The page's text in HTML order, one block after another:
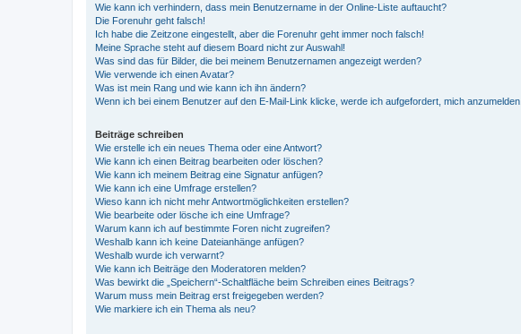
Wie kann ich verhindern, dass mein Benutzername in der Online-Liste auftaucht?
Die Forenuhr geht falsch!
Ich habe die Zeitzone eingestellt, aber die Forenuhr geht immer noch falsch!
Meine Sprache steht auf diesem Board nicht zur Auswahl!
Was sind das für Bilder, die bei meinem Benutzernamen angezeigt werden?
Wie verwende ich einen Avatar?
Was ist mein Rang und wie kann ich ihn ändern?
Wenn ich bei einem Benutzer auf den E-Mail-Link klicke, werde ich aufgefordert, mich anzumelden.
Beiträge schreiben
Wie erstelle ich ein neues Thema oder eine Antwort?
Wie kann ich einen Beitrag bearbeiten oder löschen?
Wie kann ich meinem Beitrag eine Signatur anfügen?
Wie kann ich eine Umfrage erstellen?
Wieso kann ich nicht mehr Antwortmöglichkeiten erstellen?
Wie bearbeite oder lösche ich eine Umfrage?
Warum kann ich auf bestimmte Foren nicht zugreifen?
Weshalb kann ich keine Dateianhänge anfügen?
Weshalb wurde ich verwarnt?
Wie kann ich Beiträge den Moderatoren melden?
Was bewirkt die „Speichern“-Schaltfläche beim Schreiben eines Beitrags?
Warum muss mein Beitrag erst freigegeben werden?
Wie markiere ich ein Thema als neu?